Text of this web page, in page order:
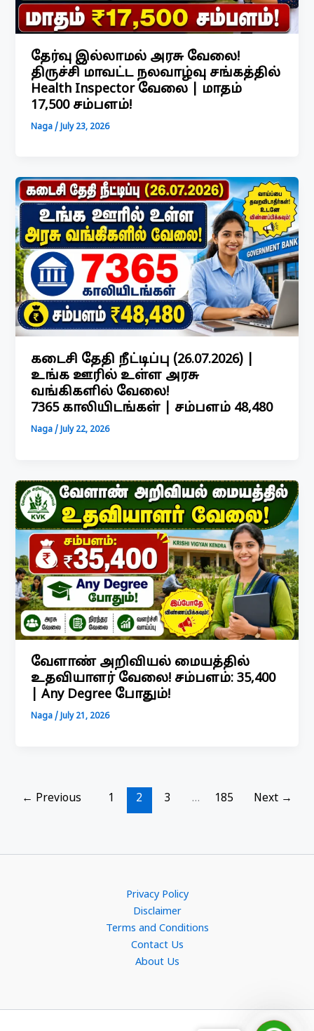
தேர்வு இல்லாமல் அரசு வேலை!
திருச்சி மாவட்ட நலவாழ்வு சங்கத்தில்
Health Inspector வேலை | மாதம்
₹17,500 சம்பளம்!
Naga / July 23, 2026
கடைசி தேதி நீட்டிப்பு (26.07.2026) |
உங்க ஊரில் உள்ள அரசு
வங்கிகளில் வேலை!
7365 காலியிடங்கள் | சம்பளம் ₹48,480
Naga/ July 22, 2026
வேளாண் அறிவியல் மையத்தில்
உதவியாளர் வேலை! சம்பளம்: ₹35,400
| Any Degree போதும்!
Naga/ July 21, 2026
← Previous 1 2 3 … 185 Next →
Privacy Policy
Disclaimer
Terms and Conditions
Contact Us
About Us